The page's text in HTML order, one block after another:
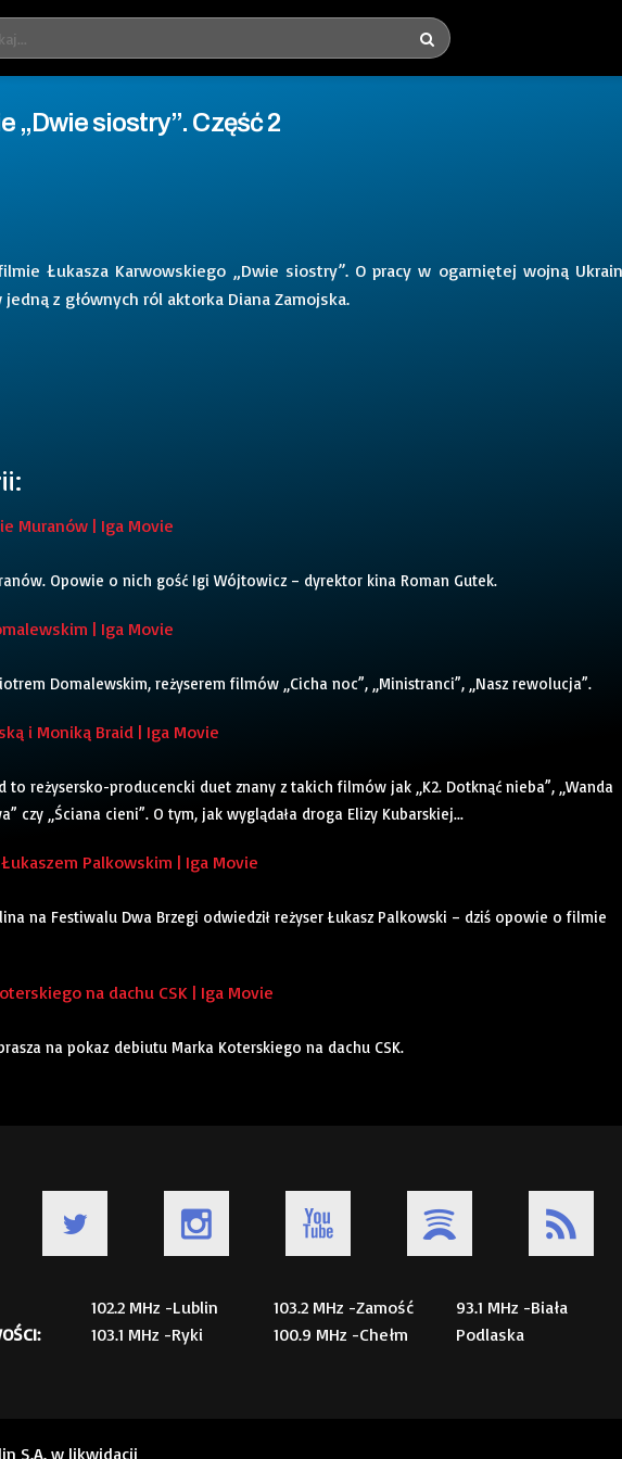
„Dwie siostry”. Część 2
Łukasza Karwowskiego „Dwie siostry”. O pracy w ogarniętej wojną
z głównych ról aktorka Diana Zamojska.
Muranów | Iga Movie
Opowie o nich gość Igi Wójtowicz – dyrektor kina Roman Gutek.
| Iga Movie
Domalewskim, reżyserem filmów „Cicha noc”, „Ministranci”, „Nasz rewolucja”.
i Moniką Braid | Iga Movie
to reżysersko-producencki duet znany z takich filmów jak „K2. Dotknąć nieba”, „Wanda
czy „Ściana cieni”. O tym, jak wyglądała droga Elizy Kubarskiej...
Palkowskim | Iga Movie
na Festiwalu Dwa Brzegi odwiedził reżyser Łukasz Palkowski – dziś opowie o filmie
na dachu CSK | Iga Movie
na pokaz debiutu Marka Koterskiego na dachu CSK.
102.2 MHz -Lublin
103.1 MHz -Ryki
103.2 MHz -Zamość
100.9 MHz -Chełm
93.1 MHz -Biała
Podlaska
S.A. w likwidacji